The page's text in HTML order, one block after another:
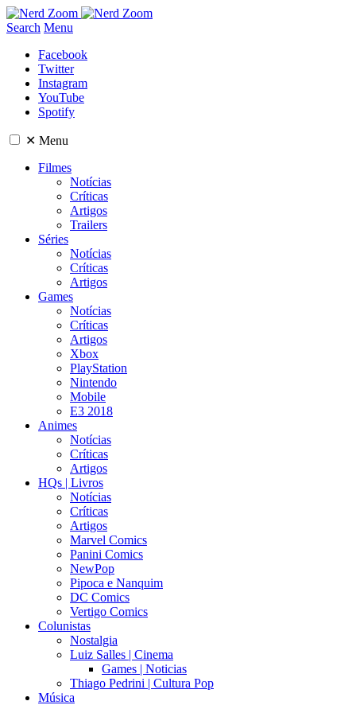
Search Menu
Facebook
Twitter
Instagram
YouTube
Spotify
✕ Menu
Filmes
Notícias
Críticas
Artigos
Trailers
Séries
Notícias
Críticas
Artigos
Games
Notícias
Críticas
Artigos
Xbox
PlayStation
Nintendo
Mobile
E3 2018
Animes
Notícias
Críticas
Artigos
HQs | Livros
Notícias
Críticas
Artigos
Marvel Comics
Panini Comics
NewPop
Pipoca e Nanquim
DC Comics
Vertigo Comics
Colunistas
Nostalgia
Luiz Salles | Cinema
Games | Noticias
Thiago Pedrini | Cultura Pop
Música